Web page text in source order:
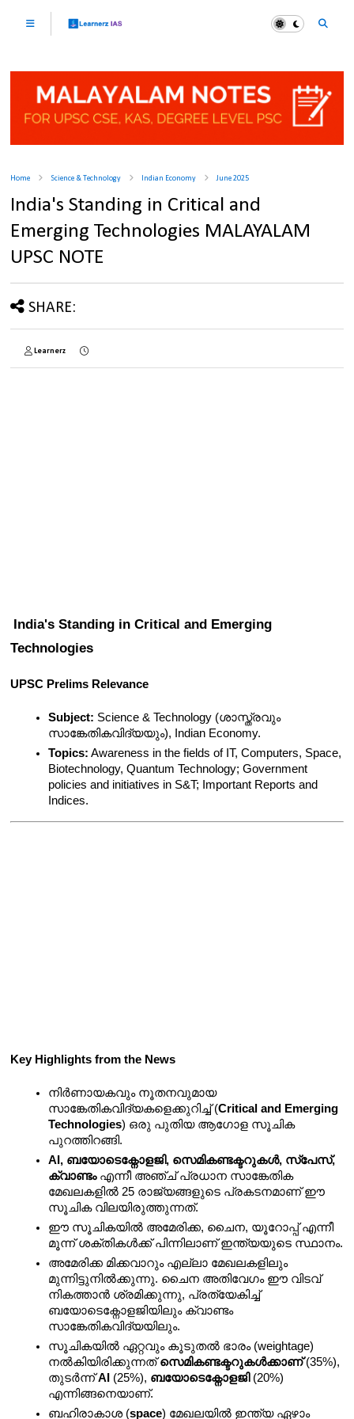
Home Science & Technology Indian Economy June 2025
India's Standing in Critical and
Emerging Technologies MALAYALAM
UPSC NOTE
SHARE:
Learnerz
India's Standing in Critical and Emerging
Technologies
UPSC Prelims Relevance
Subject: Science & Technology (ശാസ്ത്രവും
സാങ്കേതികവിദ്യയും), Indian Economy.
Topics: Awareness in the fields of IT, Computers, Space,
Biotechnology, Quantum Technology; Government
policies and initiatives in S&T; Important Reports and
Indices.
Key Highlights from the News
നിർണായകവും നൂതനവുമായ
സാങ്കേതികവിദ്യകളെക്കുറിച്ച് (Critical and Emerging
Technologies) ഒരു പുതിയ ആഗോള സൂചിക
പുറത്തിറങ്ങി.
AI, ബയോടെക്നോളജി, സെമികണ്ടക്ടറുകൾ, സ്പേസ്,
ക്വാണ്ടം എന്നീ അഞ്ച് പ്രധാന സാങ്കേതിക
മേഖലകളിൽ 25 രാജ്യങ്ങളുടെ പ്രകടനമാണ് ഈ
സൂചിക വിലയിരുത്തുന്നത്.
ഈ സൂചികയിൽ അമേരിക്ക, ചൈന, യൂറോപ്പ് എന്നീ
മൂന്ന് ശക്തികൾക്ക് പിന്നിലാണ് ഇന്ത്യയുടെ സ്ഥാനം.
അമേരിക്ക മിക്കവാറും എല്ലാ മേഖലകളിലും
മുന്നിട്ടുനിൽക്കുന്നു. ചൈന അതിവേഗം ഈ വിടവ്
നികത്താൻ ശ്രമിക്കുന്നു, പ്രത്യേകിച്ച്
ബയോടെക്നോളജിയിലും ക്വാണ്ടം
സാങ്കേതികവിദ്യയിലും.
സൂചികയിൽ ഏറ്റവും കൂടുതൽ ഭാരം (weightage)
നൽകിയിരിക്കുന്നത് സെമികണ്ടക്ടറുകൾക്കാണ് (35%),
തുടർന്ന് AI (25%), ബയോടെക്നോളജി (20%)
എന്നിങ്ങനെയാണ്.
ബഹിരാകാശ (space) മേഖലയിൽ ഇന്ത്യ ഏഴാം